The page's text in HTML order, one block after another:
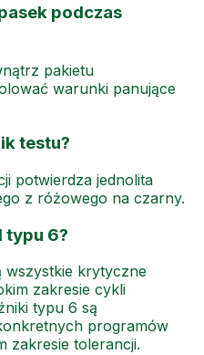
podczas
pakietu
warunki panujące
testu?
potwierdza jednolita
z różowego na czarny.
typu 6?
wszystkie krytyczne
zakresie cykli
typu 6 są
programów
zakresie tolerancji.